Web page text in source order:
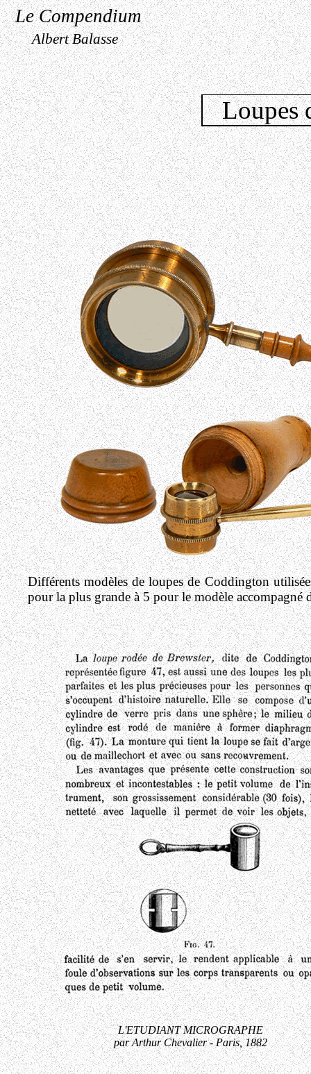
Le Compendium
Albert Balasse
Loupes
Différents modèles de loupes de Coddington
pour la plus grande à 5 pour le modèle accompagné
L'ETUDIANT MICROGRAPHE
par Arthur Chevalier - Paris, 1882